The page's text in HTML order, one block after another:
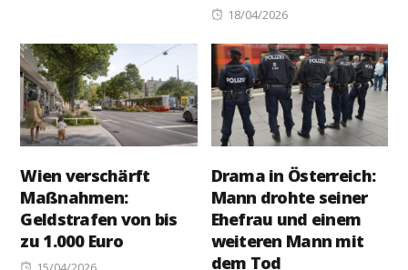
Posted
18/04/2026
Wien verschärft
Maßnahmen:
Geldstrafen von bis
zu 1.000 Euro
Posted
Drama in Österreich:
Mann drohte seiner
Ehefrau und einem
weiteren Mann mit
dem Tod